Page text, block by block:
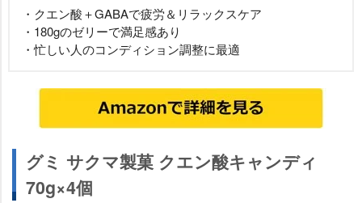
・クエン酸＋GABAで疲労＆リラックスケア
・180gのゼリーで満足感あり
・忙しい人のコンディション調整に最適
グミ サクマ製菓 クエン酸キャンディ
70g×4個